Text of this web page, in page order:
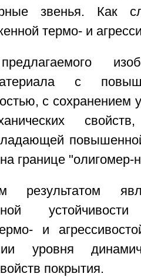
звенья. Как
термо- и
с
с сохранением
границе "олигомер-
результатом
и
уровня
покрытия.